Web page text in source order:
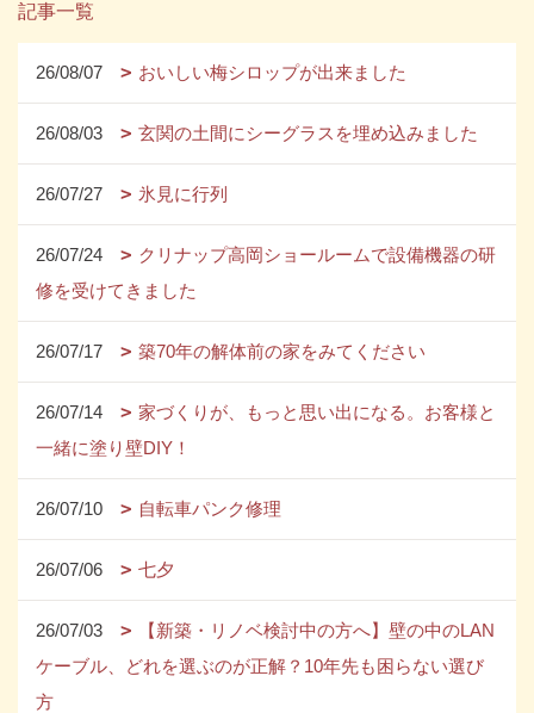
記事一覧
26/08/07 おいしい梅シロップが出来ました
26/08/03 玄関の土間にシーグラスを埋め込みました
26/07/27 氷見に行列
26/07/24
クリナップ高岡ショールームで設備機器の研
修を受けてきました
26/07/17 築70年の解体前の家をみてください
26/07/14
家づくりが、もっと思い出になる。お客様と
一緒に塗り壁DIY！
26/07/10 自転車パンク修理
26/07/06 七夕
26/07/03
【新築・リノベ検討中の方へ】壁の中のLAN
ケーブル、どれを選ぶのが正解？10年先も困らない選び
方